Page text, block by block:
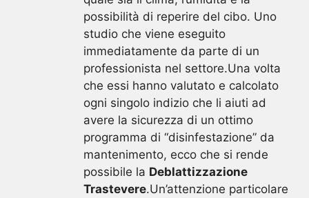
possibilità di reperire del cibo. Uno
studio che viene eseguito
immediatamente da parte di un
professionista nel settore.Una volta
che essi hanno valutato e calcolato
ogni singolo indizio che li aiuti ad
avere la sicurezza di un ottimo
programma di “disinfestazione” da
mantenimento, ecco che si rende
possibile la Deblattizzazione
Trastevere.Un’attenzione particolare